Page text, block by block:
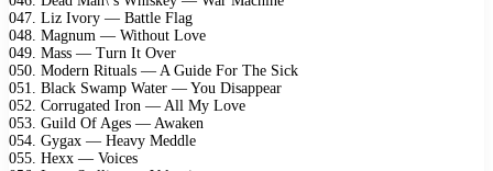
047. Liz Ivory — Battle Flag
048. Magnum — Without Love
049. Mass — Turn It Over
050. Modern Rituals — A Guide For The Sick
051. Black Swamp Water — You Disappear
052. Corrugated Iron — All My Love
053. Guild Of Ages — Awaken
054. Gygax — Heavy Meddle
055. Hexx — Voices